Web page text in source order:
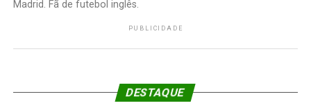
Madrid. Fã de futebol inglês.
PUBLICIDADE
DESTAQUE